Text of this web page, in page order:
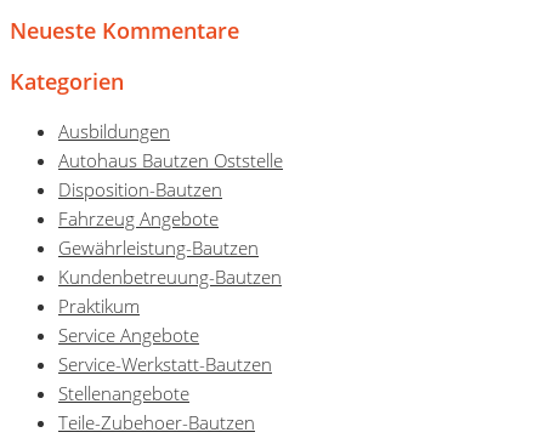
Neueste Kommentare
Kategorien
Ausbildungen
Autohaus Bautzen Oststelle
Disposition-Bautzen
Fahrzeug Angebote
Gewährleistung-Bautzen
Kundenbetreuung-Bautzen
Praktikum
Service Angebote
Service-Werkstatt-Bautzen
Stellenangebote
Teile-Zubehoer-Bautzen